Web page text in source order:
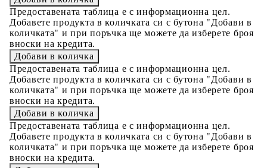
Предоставената таблица е с информационна цел.
Добавете продукта в количката си с бутона "Добави в
количката" и при поръчка ще можете да изберете броя
вноски на кредита.
Предоставената таблица е с информационна цел.
Добавете продукта в количката си с бутона "Добави в
количката" и при поръчка ще можете да изберете броя
вноски на кредита.
Предоставената таблица е с информационна цел.
Добавете продукта в количката си с бутона "Добави в
количката" и при поръчка ще можете да изберете броя
вноски на кредита.